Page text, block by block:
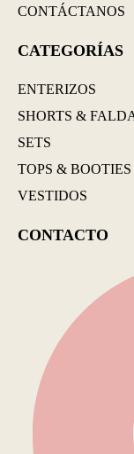
CONTÁCTANOS
CATEGORÍAS
ENTERIZOS
SHORTS &
SETS
TOPS & BOOTIES
VESTIDOS
CONTACTO